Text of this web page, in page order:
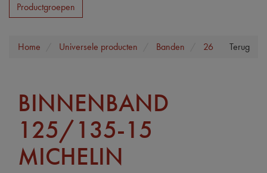
Productgroepen
Terug
Home Universele producten Banden 26
BINNENBAND
125/135-15
MICHELIN